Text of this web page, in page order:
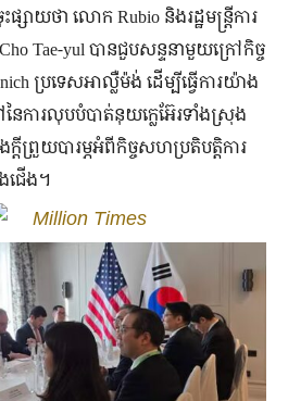
ផ្សាយថា លោក Rubio និងរដ្ឋមន្ត្រីការ
Tae-yul បានជួបសន្ទនាមួយក្រៅកិច្ច
ប្រទេសអាល្លឺម៉ង់ ដើម្បីធ្វើការយ៉ាង
ៃការលុបបំបាត់នុយក្លេអ៊ែរទាំងស្រុង
តីព្រួយបារម្ភអំពីកិច្ចសហប្រតិបត្តិការ
ជើង។
Million Times